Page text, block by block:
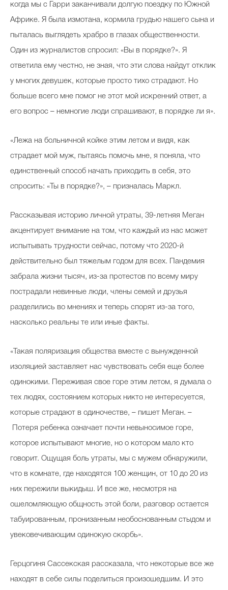
когда мы с Гарри заканчивали долгую поездку по Южной
Африке. Я была измотана, кормила грудью нашего сына и
пыталась выглядеть храбро в глазах общественности.
Один из журналистов спросил: «Вы в порядке?». Я
ответила ему честно, не зная, что эти слова найдут отклик
у многих девушек, которые просто тихо страдают. Но
больше всего мне помог не этот мой искренний ответ, а
его вопрос – немногие люди спрашивают, в порядке ли я».
«Лежа на больничной койке этим летом и видя, как
страдает мой муж, пытаясь помочь мне, я поняла, что
единственный способ начать приходить в себя, это
спросить: «Ты в порядке?», – призналась Маркл.
Рассказывая историю личной утраты, 39-летняя Меган
акцентирует внимание на том, что каждый из нас может
испытывать трудности сейчас, потому что 2020-й
действительно был тяжелым годом для всех. Пандемия
забрала жизни тысяч, из-за протестов по всему миру
пострадали невинные люди, члены семей и друзья
разделились во мнениях и теперь спорят из-за того,
насколько реальны те или иные факты.
«Такая поляризация общества вместе с вынужденной
изоляцией заставляет нас чувствовать себя еще более
одинокими. Переживая свое горе этим летом, я думала о
тех людях, состоянием которых никто не интересуется,
которые страдают в одиночестве, – пишет Меган. –
Потеря ребенка означает почти невыносимое горе,
которое испытывают многие, но о котором мало кто
говорит. Ощущая боль утраты, мы с мужем обнаружили,
что в комнате, где находятся 100 женщин, от 10 до 20 из
них пережили выкидыш. И все же, несмотря на
ошеломляющую общность этой боли, разговор остается
табуированным, пронизанным необоснованным стыдом и
увековечивающим одинокую скорбь».
Герцогиня Сассекская рассказала, что некоторые все же
находят в себе силы поделиться произошедшим. И это